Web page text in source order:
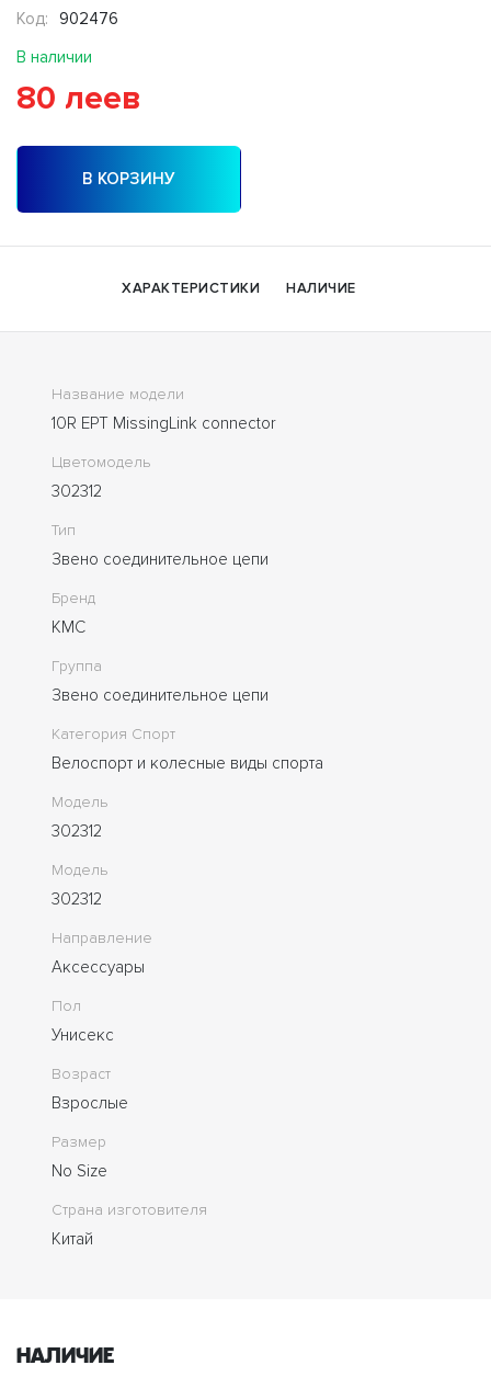
Код:
902476
В наличии
80 леев
В КОРЗИНУ
ХАРАКТЕРИСТИКИ НАЛИЧИЕ
Название модели
10R EPT MissingLink connector
Цветомодель
302312
Тип
Звено соединительное цепи
Бренд
KMC
Группа
Звено соединительное цепи
Категория Спорт
Велоспорт и колесные виды спорта
Модель
302312
Модель
302312
Направление
Аксессуары
Пол
Унисекс
Возраст
Взрослые
Размер
No Size
Страна изготовителя
Китай
Наличие